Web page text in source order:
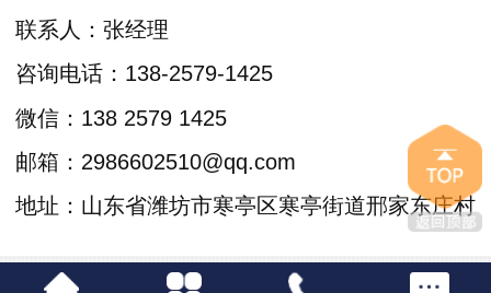
咨询电话：138-2579-1425
联系人：张经理
微信：138 2579 1425
邮箱：2986602510@qq.com
地址：山东省潍坊市寒亭区寒亭街道邢家东庄村